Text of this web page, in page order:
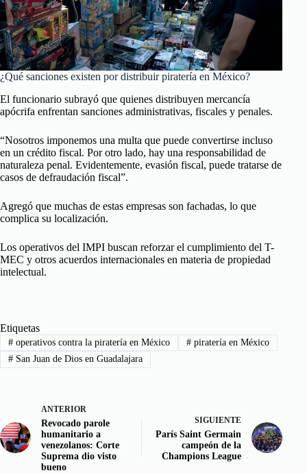
¿Qué sanciones existen por distribuir piratería en México?
El funcionario subrayó que quienes distribuyen mercancía
apócrifa enfrentan sanciones administrativas, fiscales y penales.
“Nosotros imponemos una multa que puede convertirse incluso
en un crédito fiscal. Por otro lado, hay una responsabilidad de
naturaleza penal. Evidentemente, evasión fiscal, puede tratarse de
casos de defraudación fiscal”.
Agregó que muchas de estas empresas son fachadas, lo que
complica su localización.
Los operativos del IMPI buscan reforzar el cumplimiento del T-
MEC y otros acuerdos internacionales en materia de propiedad
intelectual.
Etiquetas
#operativos contra la piratería en México #piratería en México
#San Juan de Dios en Guadalajara
ANTERIOR
Revocado parole
humanitario a
venezolanos: Corte
Suprema dio visto
bueno
SIGUIENTE
París Saint Germain
campeón de la
Champions League